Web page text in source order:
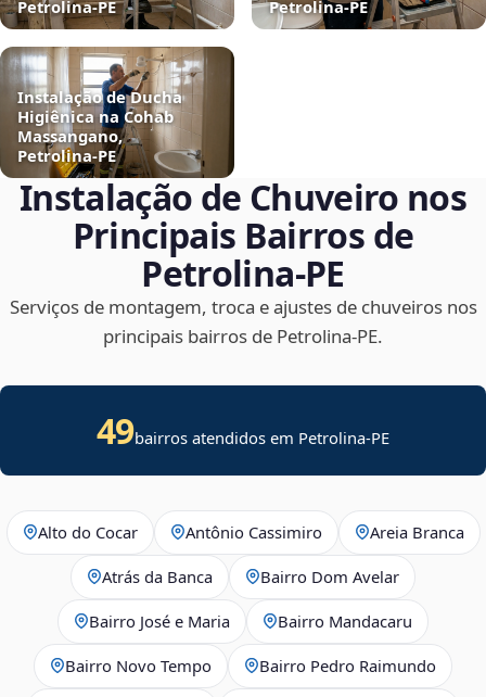
Petrolina‑PE
Petrolina‑PE
Instalação de Ducha
Higiênica na Cohab
Massangano,
Petrolina‑PE
Instalação de Chuveiro nos
Principais Bairros de
Petrolina‑PE
Serviços de montagem, troca e ajustes de chuveiros nos
principais bairros de Petrolina‑PE.
49bairros atendidos em Petrolina-PE
Alto do Cocar Antônio Cassimiro Areia Branca
Atrás da Banca Bairro Dom Avelar
Bairro José e Maria Bairro Mandacaru
Bairro Novo Tempo Bairro Pedro Raimundo